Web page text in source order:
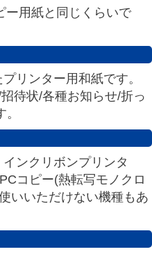
ー用紙と同じくらいで
リンター用和紙です。
待状/各種お知らせ/折っ
ンクリボンプリンタ
コピー(熱転写モノクロ
いいただけない機種もあ